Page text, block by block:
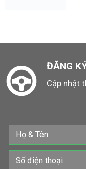
ĐĂNG
Cập nhật